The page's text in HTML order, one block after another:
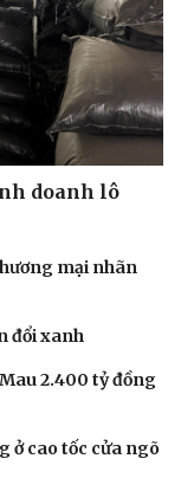
doanh lô
mại nhãn
đổi xanh
2.400 tỷ đồng
ở cao tốc cửa ngõ